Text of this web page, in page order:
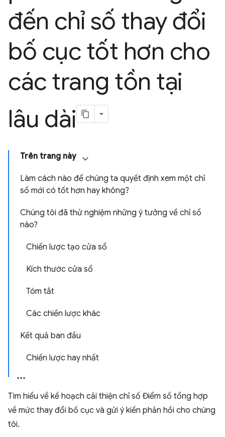
đến chỉ số thay đổi
bố cục tốt hơn cho
các trang tồn tại
lâu dài
Trên trang này
Làm cách nào để chúng ta quyết định xem một chỉ
số mới có tốt hơn hay không?
Chúng tôi đã thử nghiệm những ý tưởng về chỉ số
nào?
Chiến lược tạo cửa sổ
Kích thước cửa sổ
Tóm tắt
Các chiến lược khác
Kết quả ban đầu
Chiến lược hay nhất
Tìm hiểu về kế hoạch cải thiện chỉ số Điểm số tổng hợp
về mức thay đổi bố cục và gửi ý kiến phản hồi cho chúng
tôi.